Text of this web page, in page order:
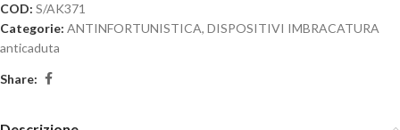
COD: S/AK371
Categorie: ANTINFORTUNISTICA, DISPOSITIVI IMBRACATURA
anticaduta
Share: